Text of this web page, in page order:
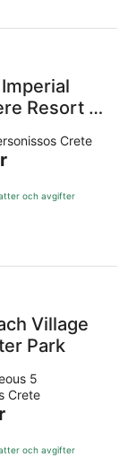
Resort -
Crete
och avgifter
Village
Park
5
Crete
och avgifter